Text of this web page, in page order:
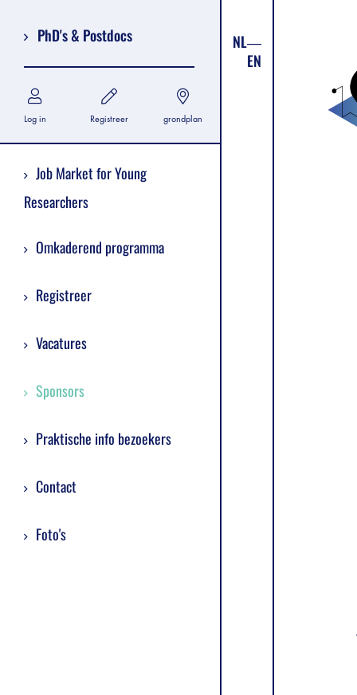
PhD's & Postdocs
Log in Registreer grondplan
Job Market for Young
Researchers
Omkaderend programma
Registreer
Vacatures
Sponsors
Praktische info bezoekers
Contact
Foto's
NL
EN